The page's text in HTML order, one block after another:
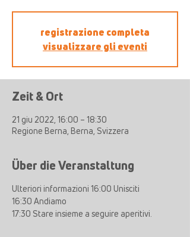
registrazione completa
visualizzare gli eventi
Zeit & Ort
21 giu 2022, 16:00 – 18:30
Regione Berna, Berna, Svizzera
Über die Veranstaltung
Ulteriori informazioni 16:00 Unisciti
16:30 Andiamo
17:30 Stare insieme a seguire aperitivi.